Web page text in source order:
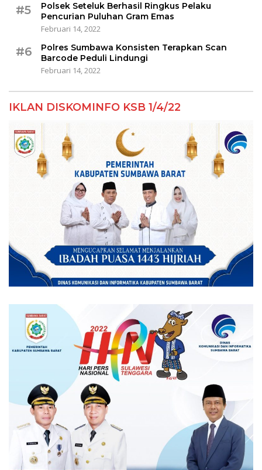
#5
Polsek Seteluk Berhasil Ringkus Pelaku
Pencurian Puluhan Gram Emas
Februari 14, 2022
#6
Polres Sumbawa Konsisten Terapkan Scan
Barcode Peduli Lindungi
Februari 14, 2022
IKLAN DISKOMINFO KSB 1/4/22